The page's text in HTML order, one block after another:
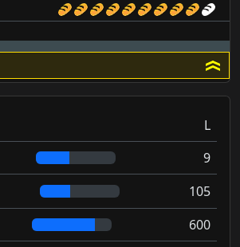
L
9
105
600